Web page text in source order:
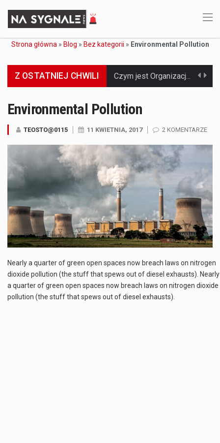
Strona główna » Blog » Bez kategorii » Environmental Pollution
Z OSTATNIEJ CHWILI Jaką dynamikę wzrostu PKB przewidują prognozy gospodarcze dla Polski w 2026 roku? Prognozy dotyczące gospodarki Polski na rok 2026 sugerują, że Produkt Krajowy Brutto (PKB)…
Co to jest cyberbezpieczeństwo w sieci? Cyberbezpieczeństwo w Internecie stanowi istotny element ochrony systemów informacyjnych. Jego zasadniczym celem jest zabezpieczenie przed różnorodnymi cyberzagrożeniami oraz ryzykiem,…
Co to jest globalne ocieplenie? Globalne ocieplenie to proces, który trwa od dłuższego czasu i prowadzi do podnoszenia się średnich temperatur zarówno na naszej planecie,…
Co to jest NATO? NATO, czyli Organizacja Traktatu Północnoatlantyckiego, to międzynarodowy sojusz wojskowy, który powstał 4 kwietnia 1949 roku. Jego głównym celem jest zapewnienie wolności…
Estetyka i styl: Elegancja vs Minimalizm Główną różnicą, którą widać na pierwszy rzut oka, jest sposób pracy materiału. Rolety rzymskie to produkt typu "2 w 1"…
Environmental Pollution
TEOSTO@0115 11 KWIETNIA, 2017 2 KOMENTARZE
Nearly a quarter of green open spaces now breach laws on nitrogen
dioxide pollution (the stuff that spews out of diesel exhausts). Nearly
a quarter of green open spaces now breach laws on nitrogen dioxide
pollution (the stuff that spews out of diesel exhausts).